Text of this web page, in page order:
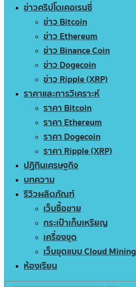
ข่าวคริปโตเคอเรนซี่
ข่าว Bitcoin
ข่าว Ethereum
ข่าว Binance Coin
ข่าว Dogecoin
ข่าว Ripple (XRP)
ราคาและการวิเคราะห์
ราคา Bitcoin
ราคา Ethereum
ราคา Dogecoin
ราคา Ripple (XRP)
ปฏิทินเศรษฐกิจ
บทความ
รีวิวผลิตภัณฑ์
เว็บซื้อขาย
กระเป๋าเก็บเหรียญ
เครื่องขุด
เว็บขุดแบบ Cloud Mining
ห้องเรียน